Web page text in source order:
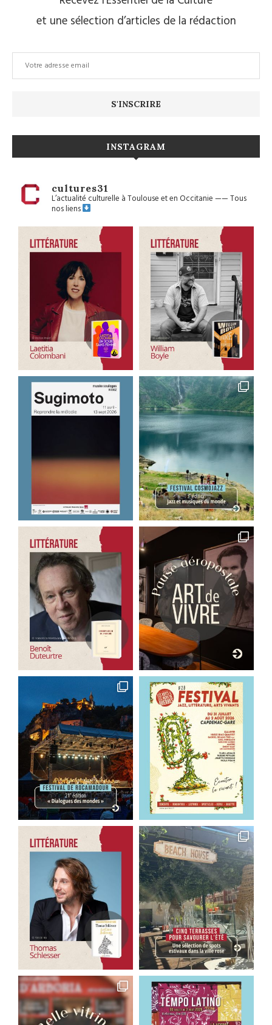
et une sélection d’articles de la rédaction
INSTAGRAM
cultures31
L’actualité culturelle à Toulouse et en Occitanie——Tous
nos liens